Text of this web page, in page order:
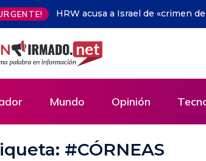
en el LíbanoEmbajada china dona
Mundo Opinión
#CÓRNEAS